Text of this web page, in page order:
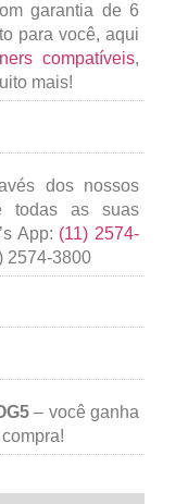
garantia de 6
para você, aqui
compatíveis,
mais!
dos nossos
todas as suas
App: (11) 2574-
2574-3800
– você ganha